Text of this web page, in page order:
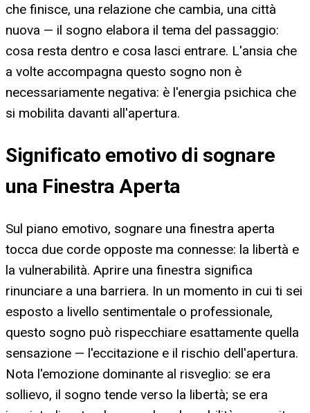
che finisce, una relazione che cambia, una città
nuova — il sogno elabora il tema del passaggio:
cosa resta dentro e cosa lasci entrare. L'ansia che
a volte accompagna questo sogno non è
necessariamente negativa: è l'energia psichica che
si mobilita davanti all'apertura.
Significato emotivo di sognare
una Finestra Aperta
Sul piano emotivo, sognare una finestra aperta
tocca due corde opposte ma connesse: la libertà e
la vulnerabilità. Aprire una finestra significa
rinunciare a una barriera. In un momento in cui ti sei
esposto a livello sentimentale o professionale,
questo sogno può rispecchiare esattamente quella
sensazione — l'eccitazione e il rischio dell'apertura.
Nota l'emozione dominante al risveglio: se era
sollievo, il sogno tende verso la libertà; se era